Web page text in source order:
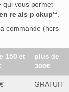
qui vous permet
relais pickup**.
commande (hors
150 et
plus de
300€
GRATUIT